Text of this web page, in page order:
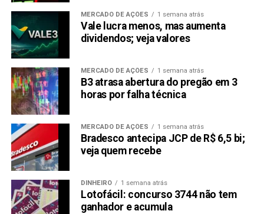
MERCADO DE AÇÕES 1 semana atrás
Vale lucra menos, mas aumenta
dividendos; veja valores
MERCADO DE AÇÕES 1 semana atrás
B3 atrasa abertura do pregão em 3
horas por falha técnica
MERCADO DE AÇÕES 1 semana atrás
Bradesco antecipa JCP de R$ 6,5 bi;
veja quem recebe
DINHEIRO 1 semana atrás
Lotofácil: concurso 3744 não tem
ganhador e acumula